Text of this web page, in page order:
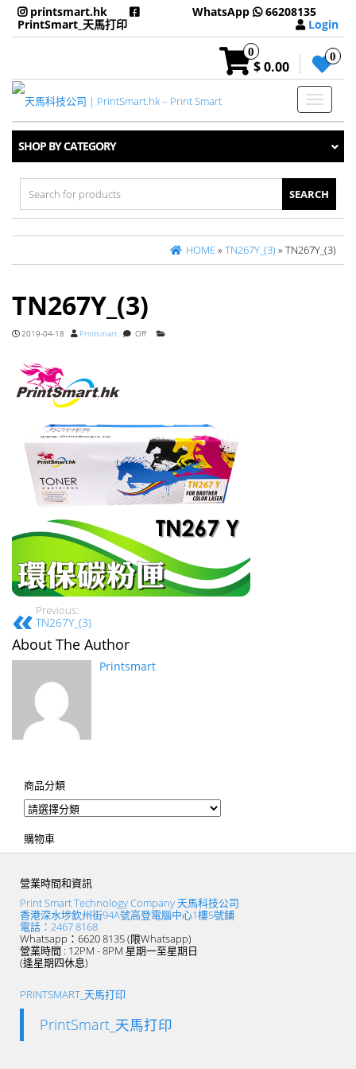
printsmart.hk
PrintSmart_天馬打印
WhatsApp
66208135
Login
0
$ 0.00
0
Toggle
SHOP BY CATEGORY
Search
for:
HOME» TN267Y_(3) » TN267Y_(3)
TN267Y_(3)
2019-04-18 Printsmart Off
Previous:
TN267Y_(3)
About The Author
Printsmart
商品分類
購物車
營業時間和資訊
Print Smart Technology Company 天馬科技公司
香港深水埗欽州街94A號高登電腦中心1樓5號鋪
電話：2467 8168
Whatsapp：6620 8135 (限Whatsapp)
營業時間 : 12PM - 8PM 星期一至星期日
(逢星期四休息)
PRINTSMART_天馬打印
PrintSmart_天馬打印